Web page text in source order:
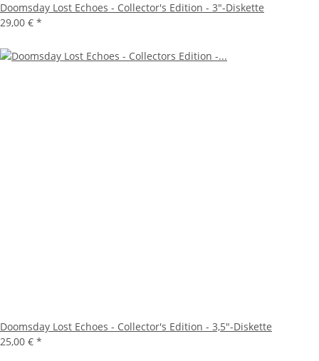
Doomsday Lost Echoes - Collector's Edition - 3"-Diskette
29,00 € *
Doomsday Lost Echoes - Collector's Edition - 3,5"-Diskette
25,00 € *